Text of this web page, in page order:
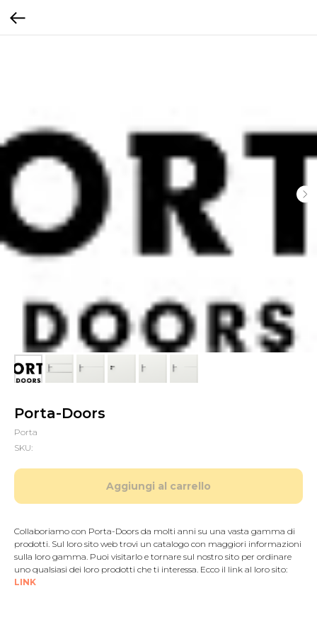
Porta-Doors
Porta
SKU:
Aggiungi al carrello
Collaboriamo con Porta-Doors da molti anni su una vasta gamma di
prodotti. Sul loro sito web trovi un catalogo con maggiori informazioni
sulla loro gamma. Puoi visitarlo e tornare sul nostro sito per ordinare
uno qualsiasi dei loro prodotti che ti interessa. Ecco il link al loro sito:
LINK